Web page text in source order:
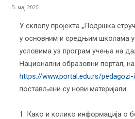
5. мај 2020.
У склопу пројекта „Подршка
у основним и средњим школама
условима уз програм учења на
Национални образовни портал,
https://www.portal.edu.rs/
постављени су нови материјали:
1. Како и колико информација о